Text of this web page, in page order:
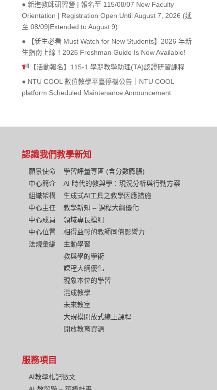
● 新進教師研習營 | 報名至 115/08/07 New Faculty
Orientation | Registration Open Until August 7, 2026 (延
至 08/09|Extended to August 9)
● 【新生必看 Must Watch for New Students】2026 年新
生指南上線！2026 Freshman Guide Is Now Available!
【活動報名】115-1 學期教學助理(TA)認證研習課程
● NTU COOL 數位教學平臺停機公告｜NTU COOL
platform Scheduled Maintenance Announcement
認識我們
願景使命
中心簡介
組織架構
中心主任
中心成員
中心位置
法規彙編
教學新知
學習評量專區 (含分數膨脹)
AI 時代的教與學：現況分析與行動方案
生成式AI工具之教學因應措施
教學新知 – 課程大綱優化
領域專長模組
相得益彰的教師同儕影響力
主動學習
教與學的學術
課程大綱優化
現象本位的學習
混成教學
未來教室
大規模開放式線上課程
開放教育資源
服務項目
AI教學札記徵文